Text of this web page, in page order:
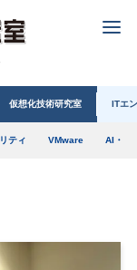
仮想化技術研究室 ITエ
ティ VMware AI・